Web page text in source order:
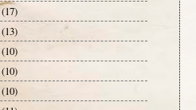
(17)
(13)
(10)
(10)
(10)